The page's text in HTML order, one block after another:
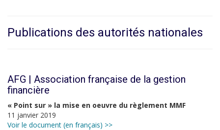
Publications des autorités nationales
AFG | Association française de la gestion
financière
« Point sur » la mise en oeuvre du règlement MMF
11 janvier 2019
Voir le document (en français) >>